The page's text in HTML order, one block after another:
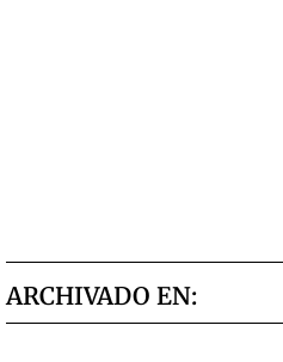
ARCHIVADO EN: